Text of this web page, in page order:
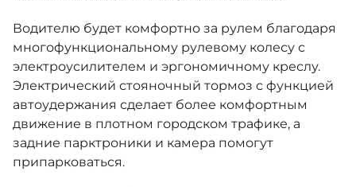
Водителю будет комфортно за рулем благодаря
многофункциональному рулевому колесу с
электроусилителем и эргономичному креслу.
Электрический стояночный тормоз с функцией
автоудержания сделает более комфортным
движение в плотном городском трафике, а
задние парктроники и камера помогут
припарковаться.